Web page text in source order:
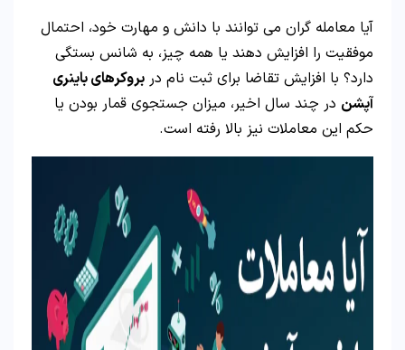
آیا معامله گران می توانند با دانش و مهارت خود، احتمال
موفقیت را افزایش دهند یا همه چیز، به شانس بستگی
دارد؟ با افزایش تقاضا برای ثبت نام در بروکرهای باینری
آپشن در چند سال اخیر، میزان جستجوی قمار بودن یا
حکم این معاملات نیز بالا رفته است.